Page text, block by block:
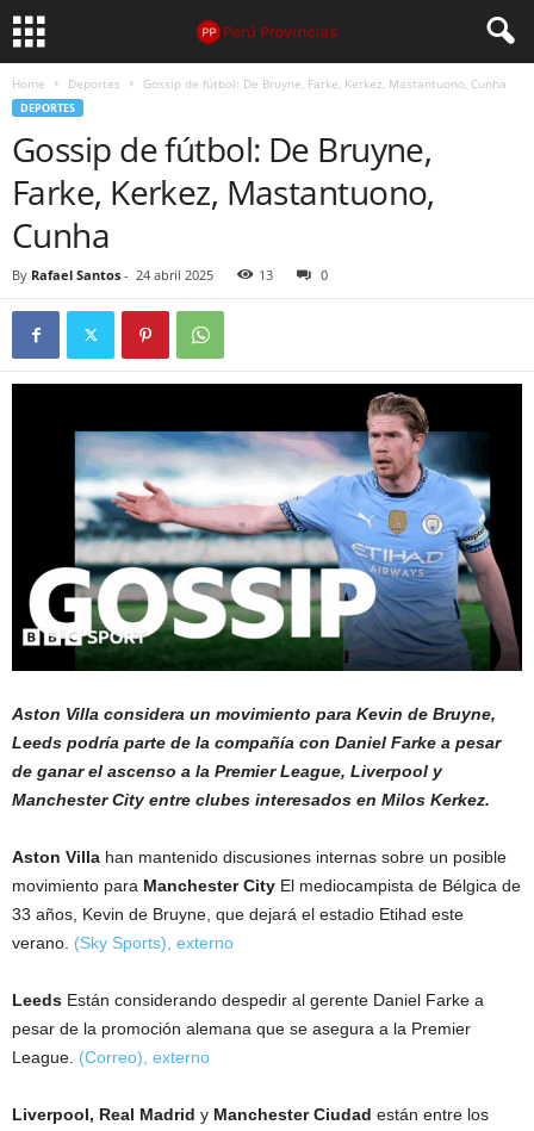
Home Deportes Gossip de fútbol: De Bruyne, Farke, Kerkez, Mastantuono, Cunha
DEPORTES
Gossip de fútbol: De Bruyne,
Farke, Kerkez, Mastantuono,
Cunha
By Rafael Santos - 24 abril 2025 13 0
Aston Villa considera un movimiento para Kevin de Bruyne,
Leeds podría parte de la compañía con Daniel Farke a pesar
de ganar el ascenso a la Premier League, Liverpool y
Manchester City entre clubes interesados ​​en Milos Kerkez.
Aston Villa han mantenido discusiones internas sobre un posible
movimiento para Manchester City El mediocampista de Bélgica de
33 años, Kevin de Bruyne, que dejará el estadio Etihad este
verano. (Sky Sports) externo
Leeds Están considerando despedir al gerente Daniel Farke a
pesar de la promoción alemana que se asegura a la Premier
League. (Correo) externo
Liverpool, Real Madrid y Manchester Ciudad están entre los